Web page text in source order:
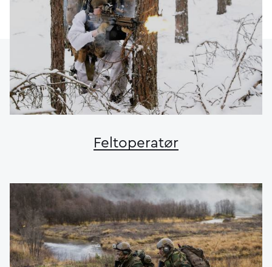
Feltoperatør